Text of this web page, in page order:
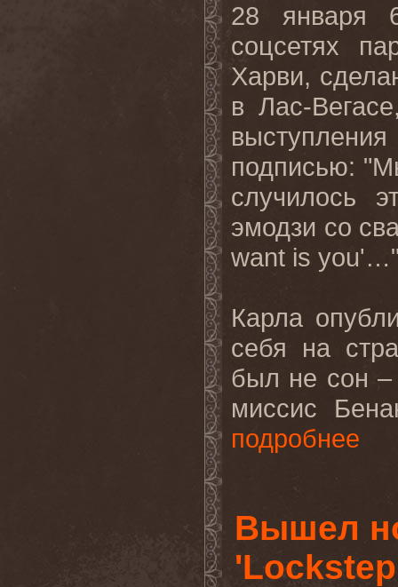
28 января
соцсетях
Харви,
в Лас-
подписью:
случилось
эмодзи со
want is you
Карла
себя на
был не сон –
миссис
подробнее
Вышел